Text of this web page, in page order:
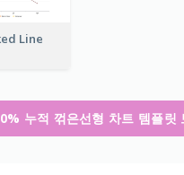
Line
누적 꺾은선형 차트 템플릿